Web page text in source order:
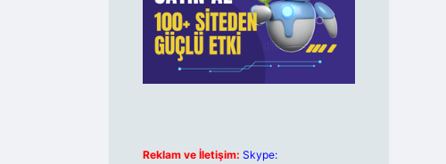
Reklam ve İletişim: Skype: